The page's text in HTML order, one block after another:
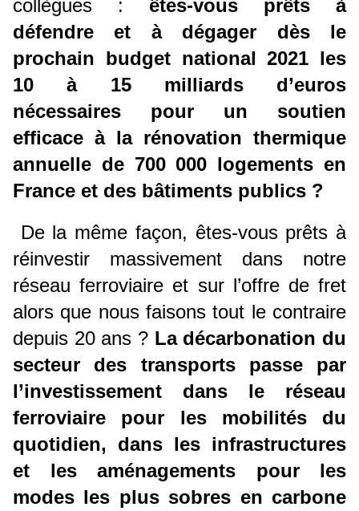
collègues : êtes-vous prêts à
défendre et à dégager dès le
prochain budget national 2021 les
10 à 15 milliards d’euros
nécessaires pour un soutien
efficace à la rénovation thermique
annuelle de 700 000 logements en
France et des bâtiments publics ?
De la même façon, êtes-vous prêts à
réinvestir massivement dans notre
réseau ferroviaire et sur l’offre de fret
alors que nous faisons tout le contraire
depuis 20 ans ? La décarbonation du
secteur des transports passe par
l’investissement dans le réseau
ferroviaire pour les mobilités du
quotidien, dans les infrastructures
et les aménagements pour les
modes les plus sobres en carbone